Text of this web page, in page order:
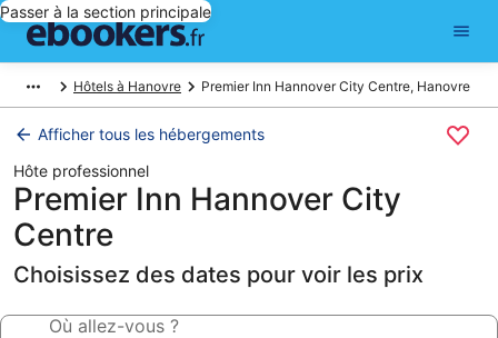
Passer à la section principale
Hôtels à Hanovre Premier Inn Hannover City Centre, Hanovre
Afficher tous les hébergements
Hôte professionnel
Premier Inn Hannover City
Centre
Choisissez des dates pour voir les prix
Où allez-vous ?